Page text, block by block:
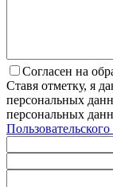
Согласен на
Ставя отметку, я
персональных
персональных